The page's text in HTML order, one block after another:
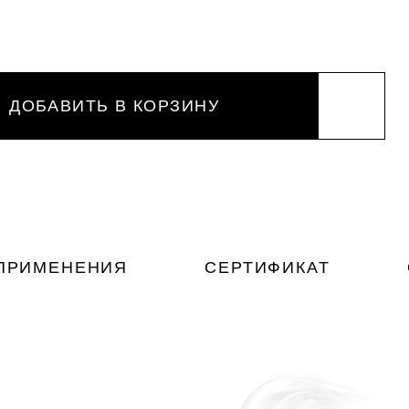
ДОБАВИТЬ В КОРЗИНУ
СЕРТИФИКАТ